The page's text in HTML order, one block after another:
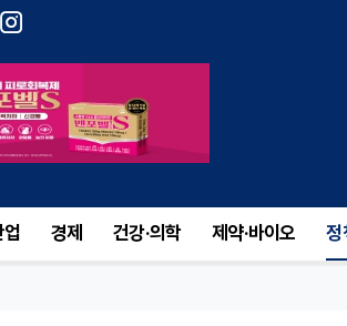
경제 건강·의학 제약·바이오 정